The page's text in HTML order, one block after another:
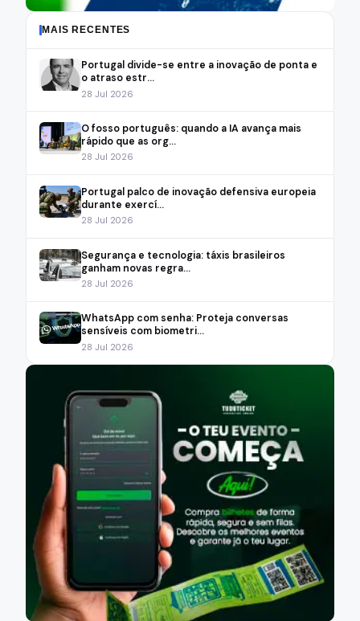
MAIS RECENTES
Portugal divide-se entre a inovação de ponta e
o atraso estr...
28 Jul 2026
O fosso português: quando a IA avança mais
rápido que as org...
28 Jul 2026
Portugal palco de inovação defensiva europeia
durante exercí...
28 Jul 2026
Segurança e tecnologia: táxis brasileiros
ganham novas regra...
28 Jul 2026
WhatsApp com senha: Proteja conversas
sensíveis com biometri...
28 Jul 2026